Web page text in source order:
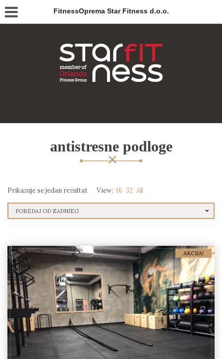
FitnessOprema Star Fitness d.o.o.
antistresne podloge
Prikazuje se jedan rezultat View: 16 32 All
AKCIJA!